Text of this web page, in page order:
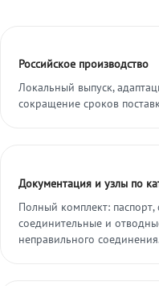
Российское производство
Локальный выпуск,
сокращение сроков
Документация и узлы по
Полный комплект:
соединительные и
неправильного